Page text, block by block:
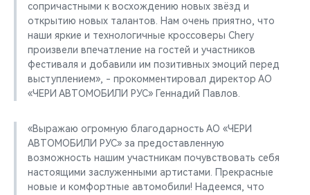
сопричастными к восхождению новых звёзд и
открытию новых талантов. Нам очень приятно, что
наши яркие и технологичные кроссоверы Chery
произвели впечатление на гостей и участников
фестиваля и добавили им позитивных эмоций перед
выступлением», - прокомментировал директор АО
«ЧЕРИ АВТОМОБИЛИ РУС» Геннадий Павлов.
«Выражаю огромную благодарность АО «ЧЕРИ
АВТОМОБИЛИ РУС» за предоставленную
возможность нашим участникам почувствовать себя
настоящими заслуженными артистами. Прекрасные
новые и комфортные автомобили! Надеемся, что